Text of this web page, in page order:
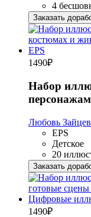
4
Заказать
1490₽
Набор
Любовь
EPS
Детское
20
Заказать
1490₽